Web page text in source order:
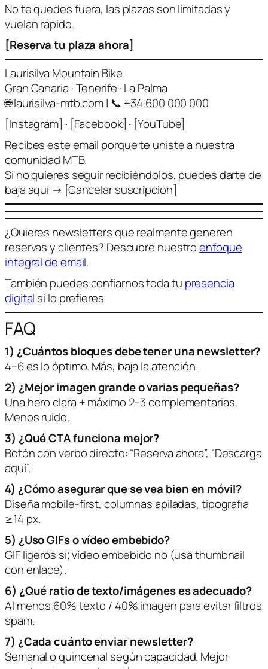
No te quedes fuera, las plazas son limitadas y
vuelan rápido.
[Reserva tu plaza ahora]
Laurisilva Mountain Bike
Gran Canaria · Tenerife · La Palma
🌐 laurisilva-mtb.com | 📞 +34 600 000 000
[Instagram] · [Facebook] · [YouTube]
Recibes este email porque te uniste a nuestra
comunidad MTB.
Si no quieres seguir recibiéndolos, puedes darte de
baja aquí → [Cancelar suscripción]
¿Quieres newsletters que realmente generen
reservas y clientes? Descubre nuestroenfoque
integral de email.
También puedes confiarnos toda tu presencia
digital si lo prefieres
FAQ
1) ¿Cuántos bloques debe tener una newsletter?
4–6 es lo óptimo. Más, baja la atención.
2) ¿Mejor imagen grande o varias pequeñas?
Una hero clara + máximo 2–3 complementarias.
Menos ruido.
3) ¿Qué CTA funciona mejor?
Botón con verbo directo: “Reserva ahora”, “Descarga
aquí”.
4) ¿Cómo asegurar que se vea bien en móvil?
Diseña mobile-first, columnas apiladas, tipografía
≥14 px.
5) ¿Uso GIFs o vídeo embebido?
GIF ligeros sí; vídeo embebido no (usa thumbnail
con enlace).
6) ¿Qué ratio de texto/imágenes es adecuado?
Al menos 60% texto / 40% imagen para evitar filtros
spam.
7) ¿Cada cuánto enviar newsletter?
Semanal o quincenal según capacidad. Mejor